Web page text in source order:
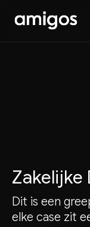
Zakelijke
Dit is een
elke case zit